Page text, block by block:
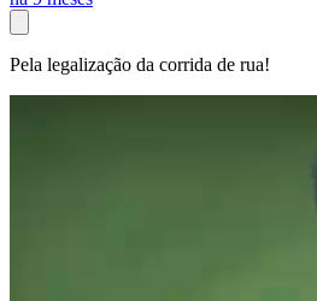
Pela legalização da corrida de rua!